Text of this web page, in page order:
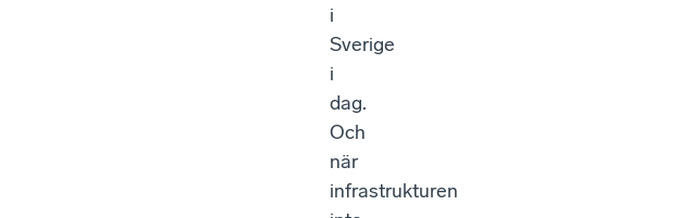
i
Sverige
i
dag.
Och
när
infrastrukturen